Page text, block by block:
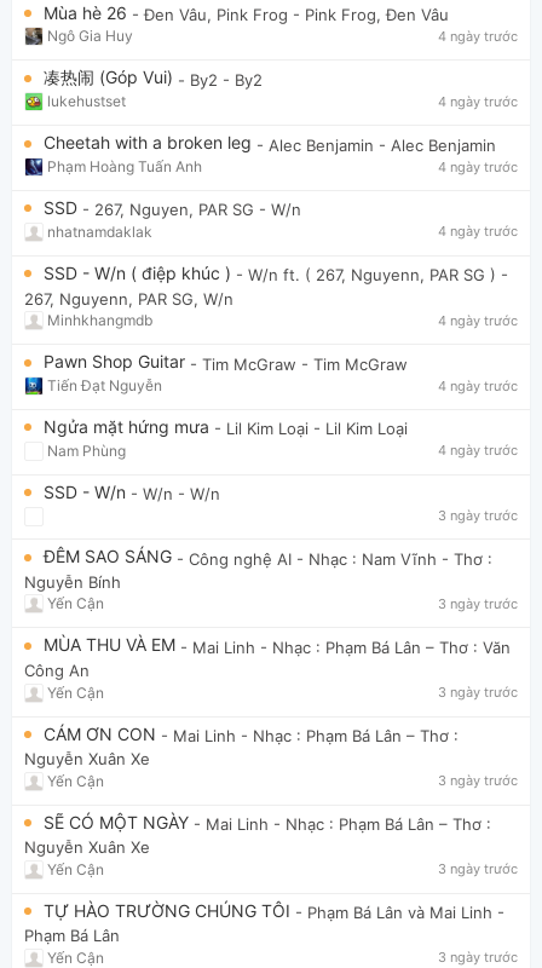
Mùa hè 26 - Đen Vâu, Pink Frog - Pink Frog, Đen Vâu
Ngô Gia Huy 4 ngày trước
凑热闹 (Góp Vui) - By2 - By2
lukehustset 4 ngày trước
Cheetah with a broken leg - Alec Benjamin - Alec Benjamin
Phạm Hoàng Tuấn Anh 4 ngày trước
SSD - 267, Nguyen, PAR SG - W/n
nhatnamdaklak 4 ngày trước
SSD - W/n ( điệp khúc ) - W/n ft. ( 267, Nguyenn, PAR SG ) -
267, Nguyenn, PAR SG, W/n
Minhkhangmdb 4 ngày trước
Pawn Shop Guitar - Tim McGraw - Tim McGraw
Tiến Đạt Nguyễn 4 ngày trước
Ngửa mặt hứng mưa - Lil Kim Loại - Lil Kim Loại
Nam Phùng 4 ngày trước
SSD - W/n - W/n - W/n
3 ngày trước
ĐÊM SAO SÁNG - Công nghệ AI - Nhạc : Nam Vĩnh - Thơ :
Nguyễn Bính
Yến Cận 3 ngày trước
MÙA THU VÀ EM - Mai Linh - Nhạc : Phạm Bá Lân – Thơ : Văn
Công An
Yến Cận 3 ngày trước
CÁM ƠN CON - Mai Linh - Nhạc : Phạm Bá Lân – Thơ :
Nguyễn Xuân Xe
Yến Cận 3 ngày trước
SẼ CÓ MỘT NGÀY - Mai Linh - Nhạc : Phạm Bá Lân – Thơ :
Nguyễn Xuân Xe
Yến Cận 3 ngày trước
TỰ HÀO TRƯỜNG CHÚNG TÔI - Phạm Bá Lân và Mai Linh -
Phạm Bá Lân
Yến Cận 3 ngày trước